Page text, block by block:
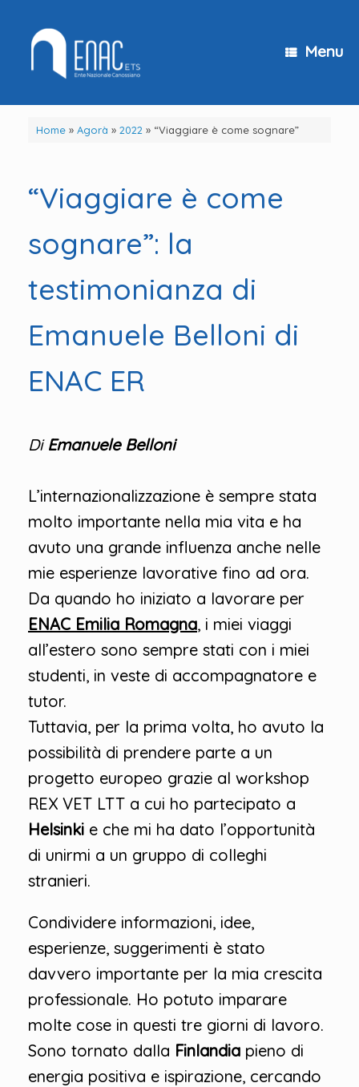
contenuto
Menu
Home» Agorà » 2022 » “Viaggiare è come sognare”
“Viaggiare è come
sognare”: la
testimonianza di
Emanuele Belloni di
ENAC ER
Di Emanuele Belloni
L’internazionalizzazione è sempre stata
molto importante nella mia vita e ha
avuto una grande influenza anche nelle
mie esperienze lavorative fino ad ora.
Da quando ho iniziato a lavorare per
ENAC Emilia Romagna, i miei viaggi
all’estero sono sempre stati con i miei
studenti, in veste di accompagnatore e
tutor.
Tuttavia, per la prima volta, ho avuto la
possibilità di prendere parte a un
progetto europeo grazie al workshop
REX VET LTT a cui ho partecipato a
Helsinki e che mi ha dato l’opportunità
di unirmi a un gruppo di colleghi
stranieri.
Condividere informazioni, idee,
esperienze, suggerimenti è stato
davvero importante per la mia crescita
professionale. Ho potuto imparare
molte cose in questi tre giorni di lavoro.
Sono tornato dalla Finlandia pieno di
energia positiva e ispirazione, cercando